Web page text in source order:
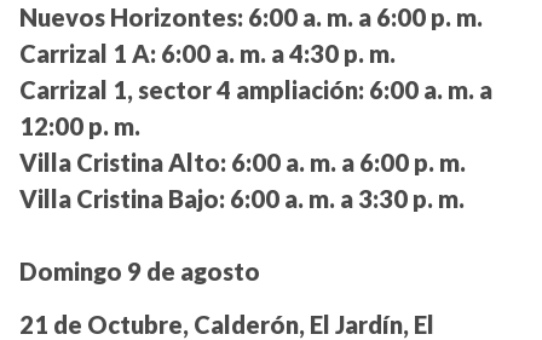
Nuevos Horizontes: 6:00 a. m. a 6:00 p. m.
Carrizal 1 A: 6:00 a. m. a 4:30 p. m.
Carrizal 1, sector 4 ampliación: 6:00 a. m. a
12:00 p. m.
Villa Cristina Alto: 6:00 a. m. a 6:00 p. m.
Villa Cristina Bajo: 6:00 a. m. a 3:30 p. m.
Domingo 9 de agosto
21 de Octubre, Calderón, El Jardín, El